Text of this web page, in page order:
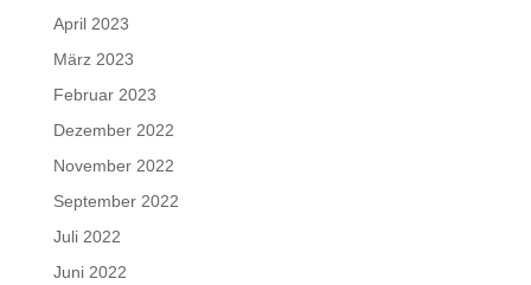
April 2023
März 2023
Februar 2023
Dezember 2022
November 2022
September 2022
Juli 2022
Juni 2022